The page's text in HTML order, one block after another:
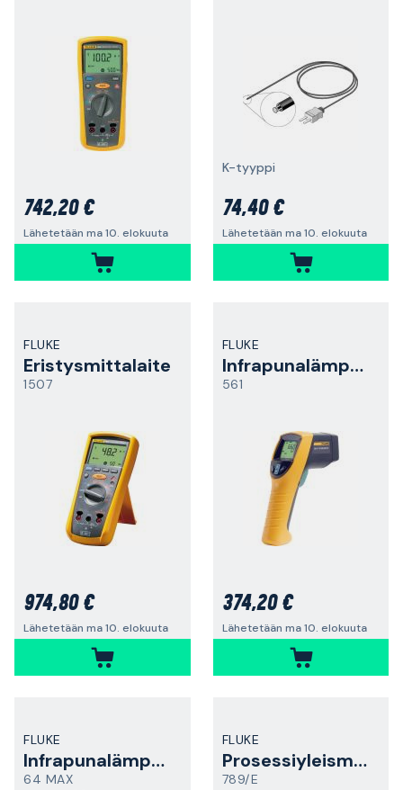
742,20 €
Lähetetään ma 10. elokuuta
K-tyyppi
74,40 €
Lähetetään ma 10. elokuuta
FLUKE
Eristysmittalaite
1507
974,80 €
Lähetetään ma 10. elokuuta
FLUKE
Infrapunalämpömittari
561
374,20 €
Lähetetään ma 10. elokuuta
FLUKE
Infrapunalämpömittari
64 MAX
FLUKE
Prosessiyleismittari
789/E